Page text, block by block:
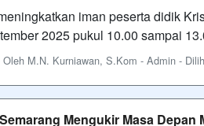
iman peserta didik
2025 pukul 10.00 sampai
M.N. Kurniawan, S.Kom - Admin -
Mengukir Masa